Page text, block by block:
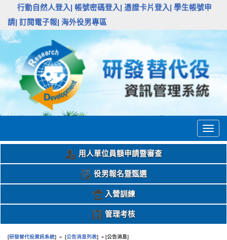
行動自然人登入| 帳號密碼登入| 憑證卡片登入|
學生帳號申
請| 訂閱電子報| 海外役男專區
用人單位員額申請暨審查
役男報名暨甄選
入營訓練
管理考核
[研發替代役資訊系統] » [公告消息列表] » [公告消息]